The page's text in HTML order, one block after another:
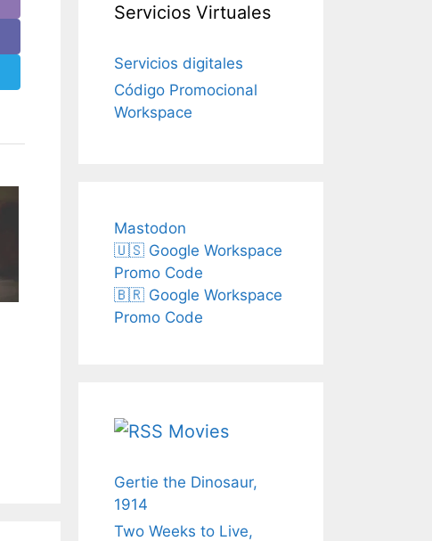
Servicios Virtuales
Servicios digitales
Código Promocional
Workspace
Mastodon
🇺🇸 Google Workspace
Promo Code
🇧🇷 Google Workspace
Promo Code
Movies
Gertie the Dinosaur,
1914
Two Weeks to Live,